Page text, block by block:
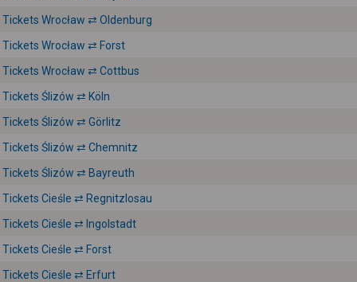
Tickets Wrocław ⇄ Oldenburg
Tickets Wrocław ⇄ Forst
Tickets Wrocław ⇄ Cottbus
Tickets Ślizów ⇄ Köln
Tickets Ślizów ⇄ Görlitz
Tickets Ślizów ⇄ Chemnitz
Tickets Ślizów ⇄ Bayreuth
Tickets Cieśle ⇄ Regnitzlosau
Tickets Cieśle ⇄ Ingolstadt
Tickets Cieśle ⇄ Forst
Tickets Cieśle ⇄ Erfurt